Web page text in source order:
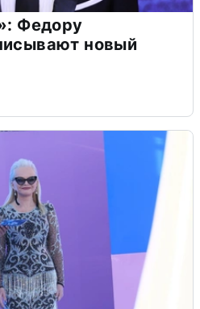
Федору
новый